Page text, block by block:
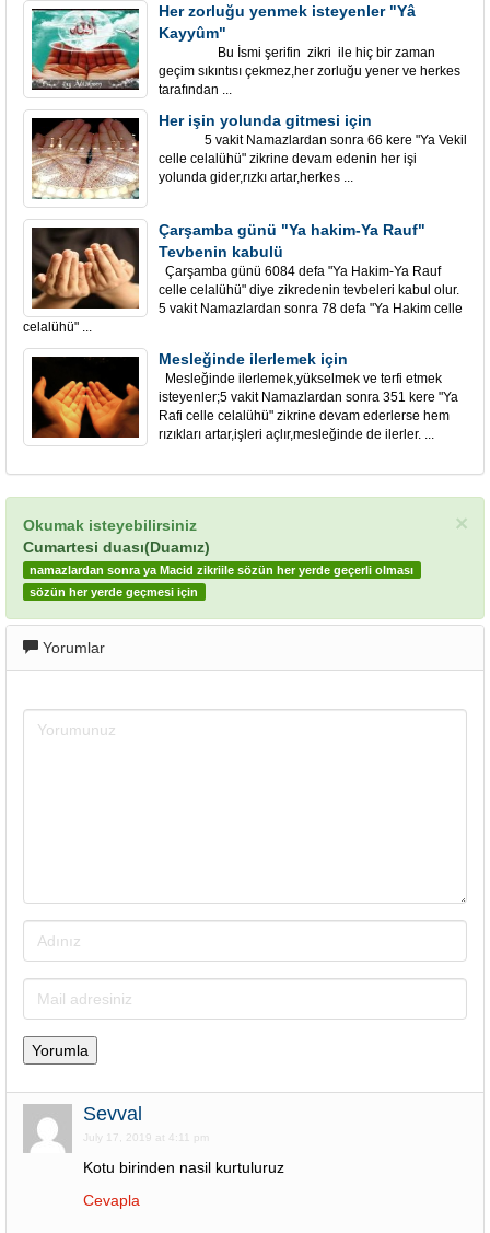
Her zorluğu yenmek isteyenler "Yâ
Kayyûm"
Bu İsmi şerifin zikri ile hiç bir zaman
geçim sıkıntısı çekmez,her zorluğu yener ve herkes
tarafından ...
Her işin yolunda gitmesi için
5 vakit Namazlardan sonra 66 kere "Ya Vekil
celle celalühü" zikrine devam edenin her işi
yolunda gider,rızkı artar,herkes ...
Çarşamba günü "Ya hakim-Ya Rauf"
Tevbenin kabulü
Çarşamba günü 6084 defa "Ya Hakim-Ya Rauf
celle celalühü" diye zikredenin tevbeleri kabul olur.
5 vakit Namazlardan sonra 78 defa "Ya Hakim celle
celalühü" ...
Mesleğinde ilerlemek için
Mesleğinde ilerlemek,yükselmek ve terfi etmek
isteyenler;5 vakit Namazlardan sonra 351 kere "Ya
Rafi celle celalühü" zikrine devam ederlerse hem
rızıkları artar,işleri açlır,mesleğinde de ilerler. ...
×
Okumak isteyebilirsiniz
Cumartesi duası(Duamız)
namazlardan sonra ya Macid zikriile sözün her yerde geçerli olması
sözün her yerde geçmesi için
Yorumlar
Sevval
July 17, 2019 at 4:11 pm
Kotu birinden nasil kurtuluruz
Cevapla